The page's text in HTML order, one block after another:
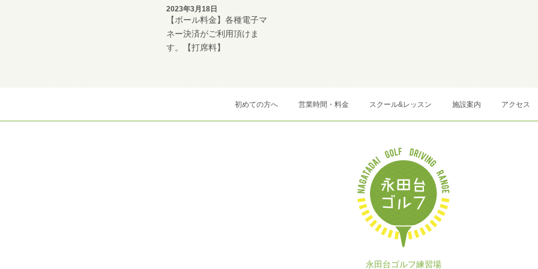
2023年3月18日
【ボール料金】各種電子マ
ネー決済がご利用頂けま
す。【打席料】
初めての方へ 営業時間・料金 スクール&レッスン 施設案内 アクセス
永田台ゴルフ練習場